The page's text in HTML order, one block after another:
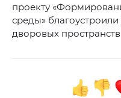
проекту
среды»
дворовых